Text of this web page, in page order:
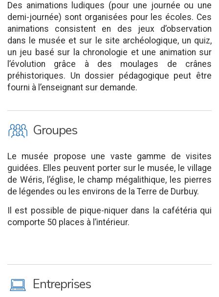
Des animations ludiques (pour une journée ou une
demi-journée) sont organisées pour les écoles. Ces
animations consistent en des jeux d’observation
dans le musée et sur le site archéologique, un quiz,
un jeu basé sur la chronologie et une animation sur
l’évolution grâce à des moulages de crânes
préhistoriques. Un dossier pédagogique peut être
fourni à l’enseignant sur demande.
O Groupes
Le musée propose une vaste gamme de visites
guidées. Elles peuvent porter sur le musée, le village
de Wéris, l’église, le champ mégalithique, les pierres
de légendes ou les environs de la Terre de Durbuy.
Il est possible de pique-niquer dans la cafétéria qui
comporte 50 places à l’intérieur.
M Entreprises